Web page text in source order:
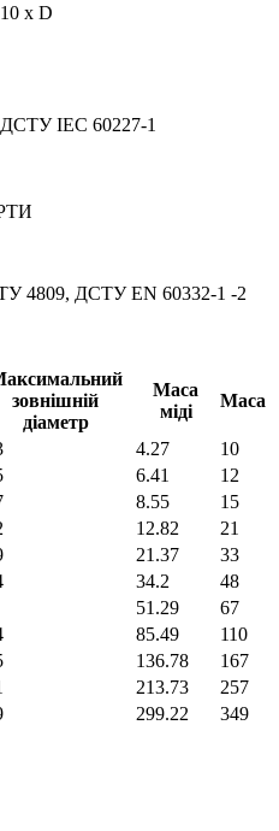
10 х D
ДСТУ IEC 60227-1
4809, ДСТУ EN 60332-1 -2
зовнішній
діаметр
Маса
міді
Маса
4.27
10
6.41
12
8.55
15
12.82
21
21.37
33
34.2
48
51.29
67
85.49
110
136.78
167
213.73
257
299.22 349